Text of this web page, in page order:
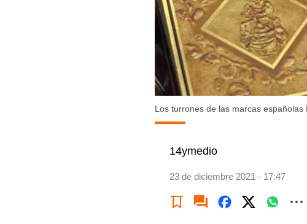
Los turrones de las marcas
14ymedio
23 de diciembre 2021 - 17:47